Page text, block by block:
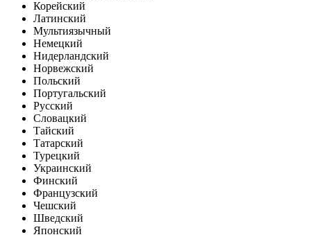
Корейский
Латинский
Мультиязычный
Немецкий
Нидерландский
Норвежский
Польский
Португальский
Русский
Словацкий
Тайский
Татарский
Турецкий
Украинский
Финский
Французский
Чешский
Шведский
Японский